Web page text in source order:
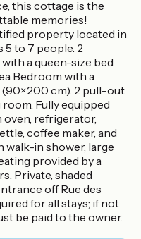
this cottage is the
memories!
property located in
5 to 7 people. 2
a queen-size bed
Bedroom with a
(90×200 cm). 2 pull-out
room. Fully equipped
oven, refrigerator,
coffee maker, and
walk-in shower, large
provided by a
Private, shaded
off Rue des
for all stays; if not
be paid to the owner.